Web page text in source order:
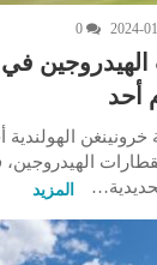
2024-
0
في
أحد
بقطارات
المزيد